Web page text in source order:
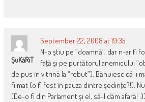
ŞuKăRiT
September 22, 2008 at 19:35
N-o ştiu pe “doamnă”, dar n-ar fi
faţă şi pe purtătorul anemicului
de pus în vitrină la “rebut”). Bănuiesc că-i
filmat (o fi fost în pauza dintre şedinţe?!). Nu
(De-o fi din Parlament şi el, să-l dăm afară!